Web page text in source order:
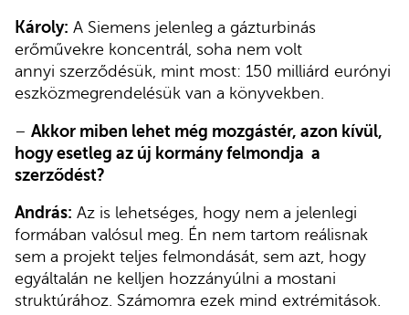
Károly: A Siemens jelenleg a gázturbinás
erőművekre koncentrál, soha nem volt
annyi szerződésük, mint most: 150 milliárd eurónyi
eszközmegrendelésük van a könyvekben.
– Akkor miben lehet még mozgástér, azon kívül,
hogy esetleg az új kormány felmondja a
szerződést?
András: Az is lehetséges, hogy nem a jelenlegi
formában valósul meg. Én nem tartom reálisnak
sem a projekt teljes felmondását, sem azt, hogy
egyáltalán ne kelljen hozzányúlni a mostani
struktúrához. Számomra ezek mind extrémitások.